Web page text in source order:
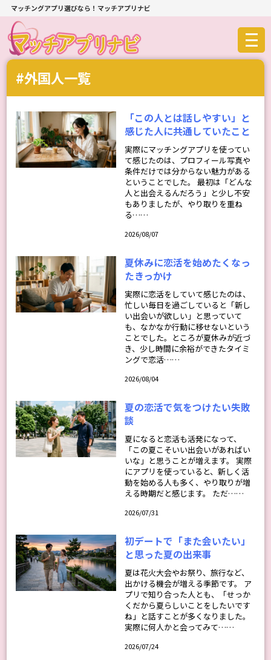
マッチングアプリ選びなら！マッチアプリナビ
#外国人一覧
「この人とは話しやすい」と
感じた人に共通していたこと
実際にマッチングアプリを使ってい
て感じたのは、プロフィール写真や
条件だけでは分からない魅力がある
ということでした。 最初は「どんな
人と出会えるんだろう」と少し不安
もありましたが、やり取りを重ね
る……
2026/08/07
夏休みに恋活を始めたくなっ
たきっかけ
実際に恋活をしていて感じたのは、
忙しい毎日を過ごしていると「新し
い出会いが欲しい」と思っていて
も、なかなか行動に移せないという
ことでした。ところが夏休みが近づ
き、少し時間に余裕ができたタイミ
ングで恋活……
2026/08/04
夏の恋活で気をつけたい失敗
談
夏になると恋活も活発になって、
「この夏こそいい出会いがあればい
いな」と思うことが増えます。 実際
にアプリを使っていると、新しく活
動を始める人も多く、やり取りが増
える時期だと感じます。 ただ……
2026/07/31
初デートで「また会いたい」
と思った夏の出来事
夏は花火大会やお祭り、旅行など、
出かける機会が増える季節です。 ア
プリで知り合った人とも、「せっか
くだから夏らしいことをしたいです
ね」と話すことが多くなりました。
実際に何人かと会ってみて……
2026/07/24